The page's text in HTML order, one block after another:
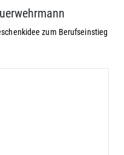
zum Berufseinstieg